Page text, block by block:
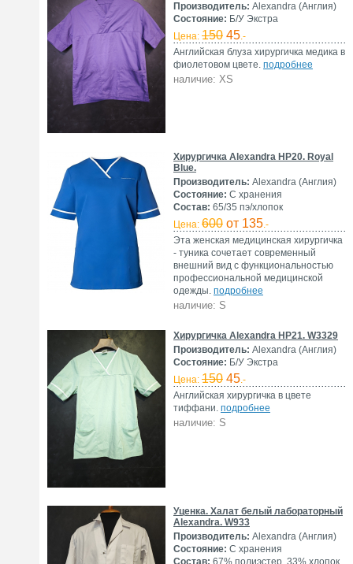
Производитель: Alexandra (Англия)
Состояние: Б/У Экстра
Цена: 150 45.-
Английская блуза хирургичка медика в
фиолетовом цвете. подробнее
наличие: XS
Хирургичка Alexandra HP20. Royal
Blue.
Производитель: Alexandra (Англия)
Состояние: С хранения
Состав: 65/35 пэ/хлопок
Цена: 600 от 135.-
Эта женская медицинская хирургичка
- туника сочетает современный
внешний вид с функциональностью
профессиональной медицинской
одежды. подробнее
наличие: S
Хирургичка Alexandra HP21. W3329
Производитель: Alexandra (Англия)
Состояние: Б/У Экстра
Цена: 150 45.-
Английская хирургичка в цвете
тиффани. подробнее
наличие: S
Уценка. Халат белый лабораторный
Alexandra. W933
Производитель: Alexandra (Англия)
Состояние: С хранения